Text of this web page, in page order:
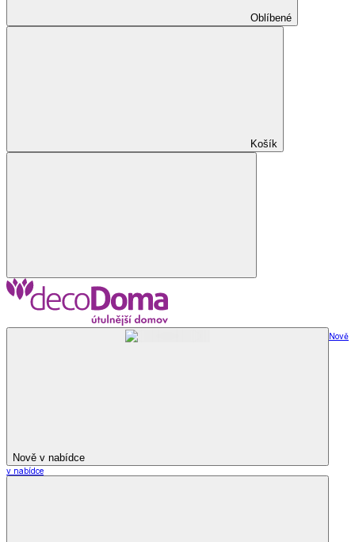
Oblíbené
Košík
Nově v nabídce
Nově
v nabídce